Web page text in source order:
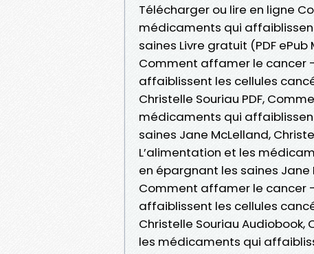
Télécharger ou lire en ligne
médicaments qui
saines Livre gratuit (PDF
Comment affamer le cancer
affaiblissent les cellules
Christelle Souriau PDF,
médicaments qui
saines Jane McLelland,
L’alimentation et les
en épargnant les saines Jane
Comment affamer le cancer
affaiblissent les cellules
Christelle Souriau
les médicaments qui